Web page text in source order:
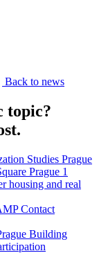
Back to news
topic?
Studies Prague
Prague 1
housing and real
Contact
Building